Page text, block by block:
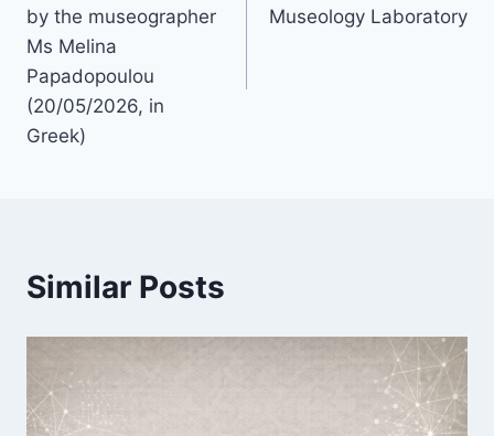
by the museographer
Ms Melina
Papadopoulou
(20/05/2026, in
Greek)
Museology Laboratory
Similar Posts